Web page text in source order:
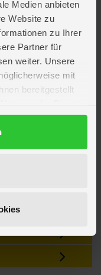
Medien anbieten
Website zu
zu Ihrer
Partner für
weiter. Unsere
mit
bereitgestellt
sichern
Anmelden